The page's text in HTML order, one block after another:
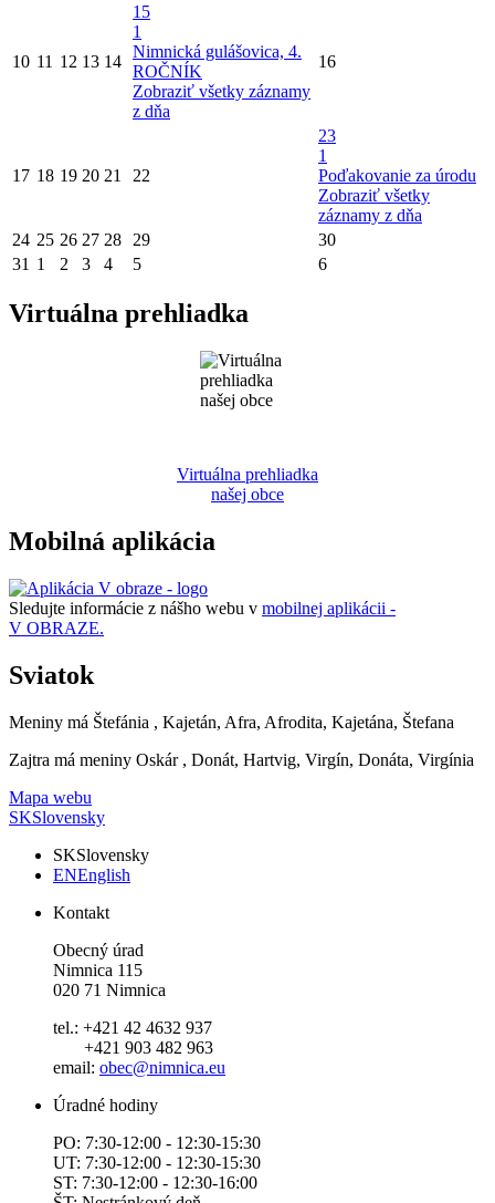
10 11 12 13 14
15
1
Nimnická gulášovica, 4.
ROČNÍK
Zobraziť všetky záznamy
z dňa
16
17 18 19 20 21 22
23
1
Poďakovanie za úrodu
Zobraziť všetky
záznamy z dňa
24 25 26 27 28 29
30
31 1 2 3 4 5 6
Virtuálna prehliadka
Virtuálna prehliadka
našej obce
Mobilná aplikácia
Sledujte informácie z nášho webu v mobilnej aplikácii -
V OBRAZE.
Sviatok
Meniny má Štefánia , Kajetán, Afra, Afrodita, Kajetána, Štefana
Zajtra má meniny Oskár , Donát, Hartvig, Virgín, Donáta, Virgínia
Mapa webu
SKSlovensky
SKSlovensky
ENEnglish
Kontakt
Obecný úrad
Nimnica 115
020 71 Nimnica
tel.: +421 42 4632 937
+421 903 482 963
email: obec@nimnica.eu
Úradné hodiny
PO: 7:30-12:00 - 12:30-15:30
UT: 7:30-12:00 - 12:30-15:30
ST: 7:30-12:00 - 12:30-16:00